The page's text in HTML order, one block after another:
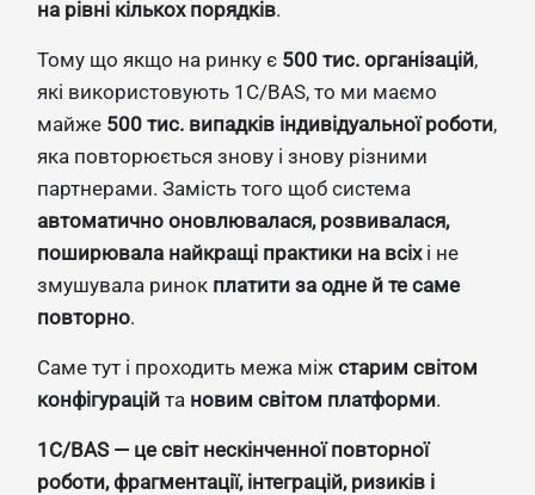
на рівні кількох порядків.
Тому що якщо на ринку є 500 тис. організацій,
які використовують 1С/BAS, то ми маємо
майже 500 тис. випадків індивідуальної роботи,
яка повторюється знову і знову різними
партнерами. Замість того щоб система
автоматично оновлювалася, розвивалася,
поширювала найкращі практики на всіхі не
змушувала ринок платити за одне й те саме
повторно.
Саме тут і проходить межа між старим світом
конфігурацій та новим світом платформи.
1С/BAS — це світ нескінченної повторної
роботи, фрагментації, інтеграцій, ризиків і